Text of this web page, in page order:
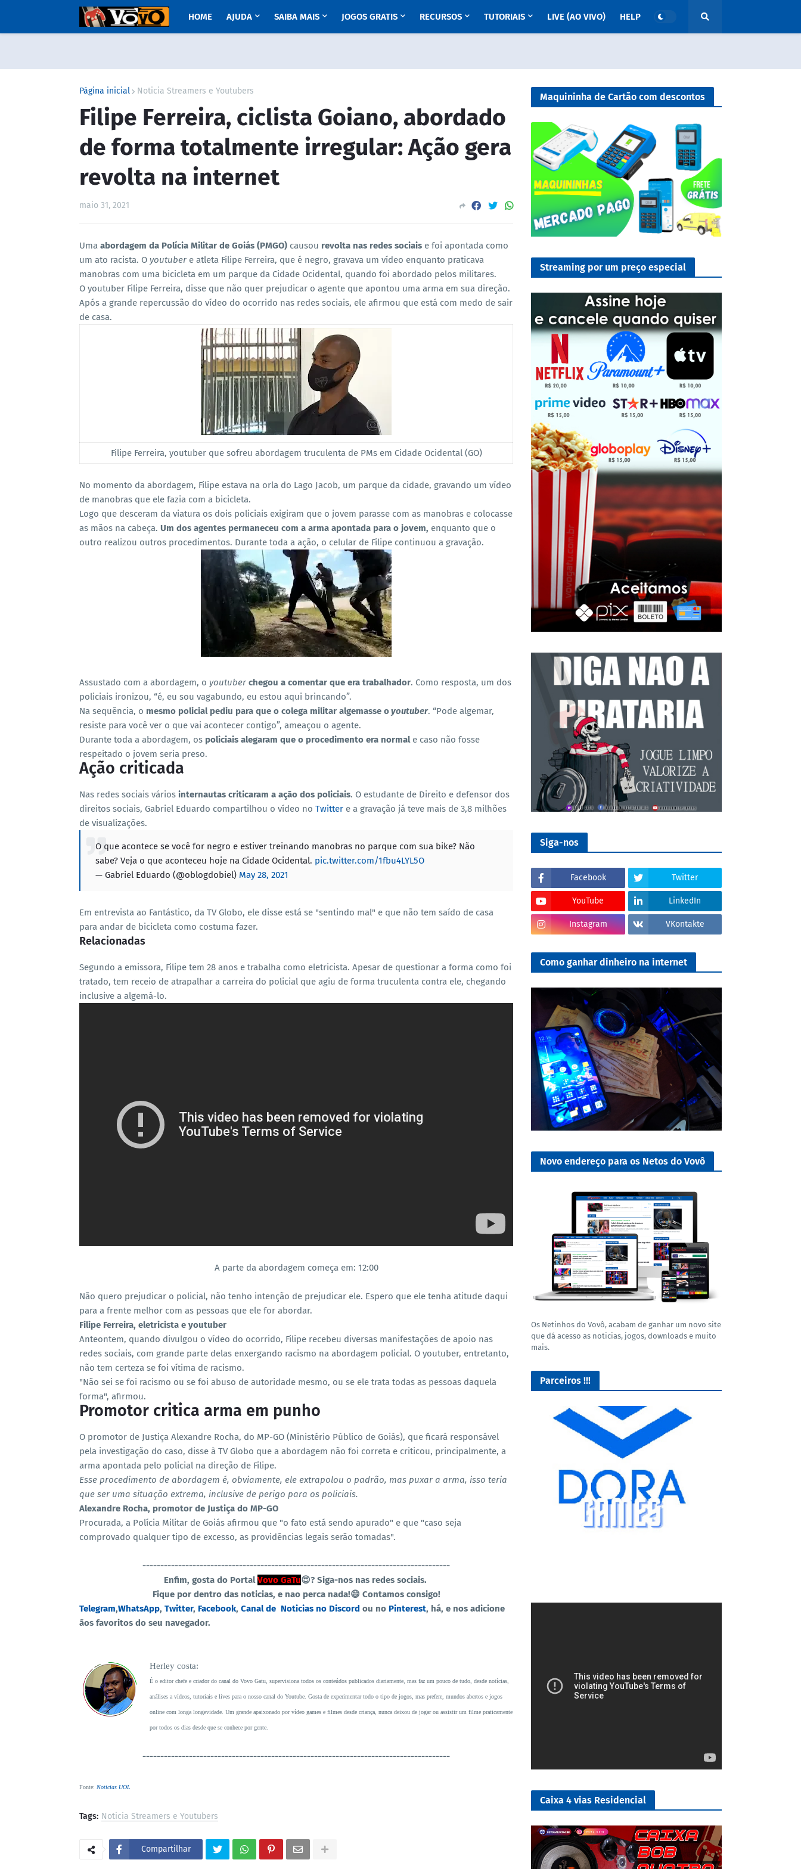
HOME AJUDA SAIBA MAIS JOGOS GRATIS RECURSOS TUTORIAIS LIVE (AO VIVO) HELP
Página inicial Noticia Streamers e Youtubers
Filipe Ferreira, ciclista Goiano, abordado
de forma totalmente irregular: Ação gera
revolta na internet
maio 31, 2021
Uma abordagem da Polícia Militar de Goiás (PMGO) causou revolta nas redes sociais e foi apontada como
um ato racista. O youtuber e atleta Filipe Ferreira, que é negro, gravava um vídeo enquanto praticava
manobras com uma bicicleta em um parque da Cidade Ocidental, quando foi abordado pelos militares.
O youtuber Filipe Ferreira, disse que não quer prejudicar o agente que apontou uma arma em sua direção.
Após a grande repercussão do vídeo do ocorrido nas redes sociais, ele afirmou que está com medo de sair
de casa.
Filipe Ferreira, youtuber que sofreu abordagem truculenta de PMs em Cidade Ocidental (GO)
No momento da abordagem, Filipe estava na orla do Lago Jacob, um parque da cidade, gravando um vídeo
de manobras que ele fazia com a bicicleta.
Logo que desceram da viatura os dois policiais exigiram que o jovem parasse com as manobras e colocasse
as mãos na cabeça. Um dos agentes permaneceu com a arma apontada para o jovem, enquanto que o
outro realizou outros procedimentos. Durante toda a ação, o celular de Filipe continuou a gravação.
Assustado com a abordagem, o youtuber chegou a comentar que era trabalhador. Como resposta, um dos
policiais ironizou, “é, eu sou vagabundo, eu estou aqui brincando”.
Na sequência, o mesmo policial pediu para que o colega militar algemasse oyoutuber. “Pode algemar,
resiste para você ver o que vai acontecer contigo”, ameaçou o agente.
Durante toda a abordagem, os policiais alegaram que o procedimento era normale caso não fosse
respeitado o jovem seria preso.
Ação criticada
Nas redes sociais vários internautas criticaram a ação dos policiais. O estudante de Direito e defensor dos
direitos sociais, Gabriel Eduardo compartilhou o vídeo no Twitter e a gravação já teve mais de 3,8 milhões
de visualizações.
O que acontece se você for negro e estiver treinando manobras no parque com sua bike? Não
sabe? Veja o que aconteceu hoje na Cidade Ocidental. pic.twitter.com/1fbu4LYL5O
— Gabriel Eduardo (@oblogdobiel) May 28, 2021
Em entrevista ao Fantástico, da TV Globo, ele disse está se "sentindo mal" e que não tem saído de casa
para andar de bicicleta como costuma fazer.
Relacionadas
Segundo a emissora, Filipe tem 28 anos e trabalha como eletricista. Apesar de questionar a forma como foi
tratado, tem receio de atrapalhar a carreira do policial que agiu de forma truculenta contra ele, chegando
inclusive a algemá-lo.
A parte da abordagem começa em: 12:00
Não quero prejudicar o policial, não tenho intenção de prejudicar ele. Espero que ele tenha atitude daqui
para a frente melhor com as pessoas que ele for abordar.
Filipe Ferreira, eletricista e youtuber
Anteontem, quando divulgou o vídeo do ocorrido, Filipe recebeu diversas manifestações de apoio nas
redes sociais, com grande parte delas enxergando racismo na abordagem policial. O youtuber, entretanto,
não tem certeza se foi vítima de racismo.
"Não sei se foi racismo ou se foi abuso de autoridade mesmo, ou se ele trata todas as pessoas daquela
forma", afirmou.
Promotor critica arma em punho
O promotor de Justiça Alexandre Rocha, do MP-GO (Ministério Público de Goiás), que ficará responsável
pela investigação do caso, disse à TV Globo que a abordagem não foi correta e criticou, principalmente, a
arma apontada pelo policial na direção de Filipe.
Esse procedimento de abordagem é, obviamente, ele extrapolou o padrão, mas puxar a arma, isso teria
que ser uma situação extrema, inclusive de perigo para os policiais.
Alexandre Rocha, promotor de Justiça do MP-GO
Procurada, a Polícia Militar de Goiás afirmou que "o fato está sendo apurado" e que "caso seja
comprovado qualquer tipo de excesso, as providências legais serão tomadas".
--------------------------------------------------------------------------------------
Enfim, gosta do PortalVovo GaTu😍? Siga-nos nas redes sociais.
Fique por dentro das noticias, e nao perca nada!😄 Contamos consigo!
Telegram,WhatsApp, Twitter, Facebook, Canal de Noticias no Discord ou no Pinterest, há, e nos adicione
ãos favoritos do seu navegador.
Herley costa:
É o editor chefe e criador do canal do Vovo Gatu, supervisiona todos os conteúdos publicados diariamente, mas faz um pouco de tudo, desde notícias,
análises a vídeos, tutoriais e lives para o nosso canal do Youtube. Gosta de experimentar todo o tipo de jogos, mas prefere, mundos abertos e jogos
online com longa longevidade. Um grande apaixonado por vídeo games e filmes desde criança, nunca deixou de jogar ou assistir um filme praticamente
por todos os dias desde que se conhece por gente.
--------------------------------------------------------------------------------------
Fonte: Noticias UOL
Tags: Noticia Streamers e Youtubers
Compartilhar
Maquininha de Cartão com descontos
Streaming por um preço especial
Siga-nos
Facebook Twitter
YouTube LinkedIn
Instagram VKontakte
Como ganhar dinheiro na internet
Novo endereço para os Netos do Vovô
Os Netinhos do Vovô, acabam de ganhar um novo site
que dá acesso as noticias, jogos, downloads e muito
mais.
Parceiros !!!
Caixa 4 vias Residencial